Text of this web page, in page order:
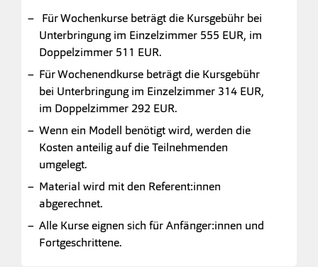
Für Wochenkurse beträgt die Kursgebühr bei
Unterbringung im Einzelzimmer 555 EUR, im
Doppelzimmer 511 EUR.
Für Wochenendkurse beträgt die Kursgebühr
bei Unterbringung im Einzelzimmer 314 EUR,
im Doppelzimmer 292 EUR.
Wenn ein Modell benötigt wird, werden die
Kosten anteilig auf die Teilnehmenden
umgelegt.
Material wird mit den Referent:innen
abgerechnet.
Alle Kurse eignen sich für Anfänger:innen und
Fortgeschrittene.